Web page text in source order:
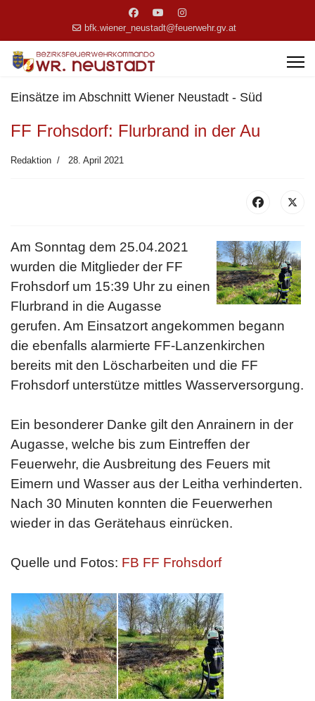
bfk.wiener_neustadt@feuerwehr.gv.at
Einsätze im Abschnitt Wiener Neustadt - Süd
FF Frohsdorf: Flurbrand in der Au
Redaktion 28. April 2021
Am Sonntag dem 25.04.2021
wurden die Mitglieder der FF
Frohsdorf um 15:39 Uhr zu einen
Flurbrand in die Augasse
gerufen. Am Einsatzort angekommen begann
die ebenfalls alarmierte FF-Lanzenkirchen
bereits mit den Löscharbeiten und die FF
Frohsdorf unterstütze mittles Wasserversorgung.
Ein besonderer Danke gilt den Anrainern in der
Augasse, welche bis zum Eintreffen der
Feuerwehr, die Ausbreitung des Feuers mit
Eimern und Wasser aus der Leitha verhinderten.
Nach 30 Minuten konnten die Feuerwerhen
wieder in das Gerätehaus einrücken.
Quelle und Fotos: FB FF Frohsdorf